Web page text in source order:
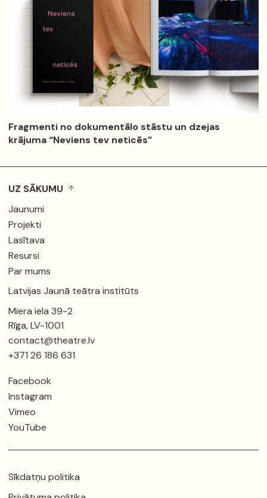
Fragmenti no dokumentālo stāstu un dzejas
krājuma “Neviens tev neticēs”
UZ SĀKUMU
Jaunumi
Projekti
Lasītava
Resursi
Par mums
Latvijas Jaunā teātra institūts
Miera iela 39-2
Rīga, LV-1001
contact@theatre.lv
+371 26 186 631
Facebook
Instagram
Vimeo
YouTube
Sīkdatņu politika